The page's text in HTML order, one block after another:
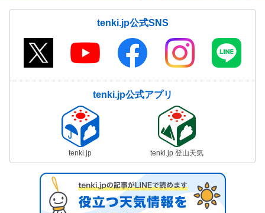
tenki.jp公式SNS
tenki.jp公式アプリ
tenki.jp tenki.jp 登山天気